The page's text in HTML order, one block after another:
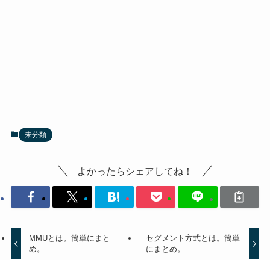
未分類
よかったらシェアしてね！
MMUとは。簡単にまと
め。
セグメント方式とは。簡単
にまとめ。